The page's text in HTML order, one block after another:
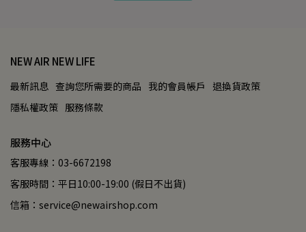
NEW AIR NEW LIFE
最新訊息 查詢您所需要的商品 我的會員帳戶
退換貨政策
隱私權政策 服務條款
服務中心
客服專線：03-6672198
客服時間：平日10:00-19:00 (假日不出貨)
信箱：service@newairshop.com